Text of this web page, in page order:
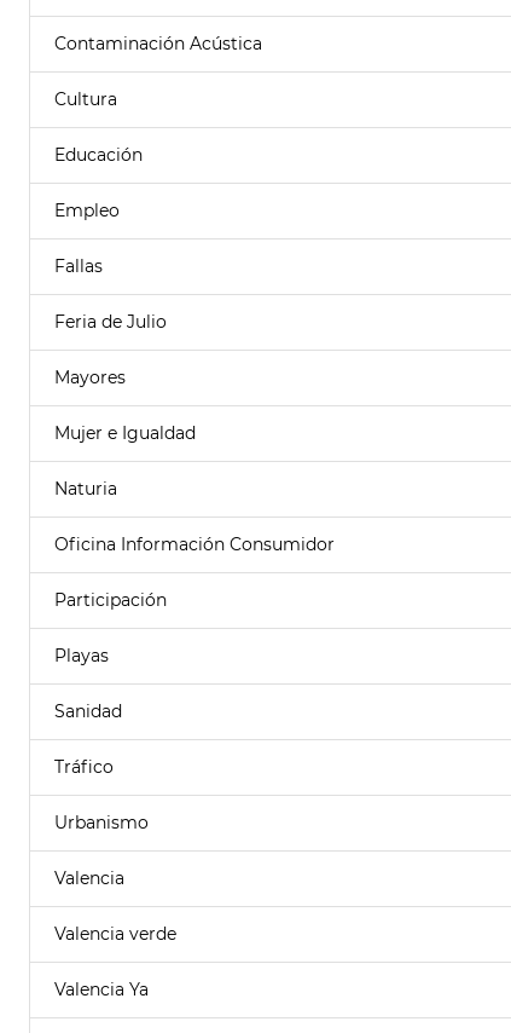
Contaminación Acústica
Cultura
Educación
Empleo
Fallas
Feria de Julio
Mayores
Mujer e Igualdad
Naturia
Oficina Información Consumidor
Participación
Playas
Sanidad
Tráfico
Urbanismo
Valencia
Valencia verde
Valencia Ya